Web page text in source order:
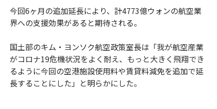
今回6ヶ月の追加延長により、計4773億ウォンの航空業
界への支援効果があると期待される。
国土部のキム・ヨンソク航空政策室長は「我が航空産業
がコロナ19危機状況をよく耐え、もっと大きく飛翔でき
るように今回の空港施設使用料や賃貸料減免を追加で延
長することにした」と明らかにした。